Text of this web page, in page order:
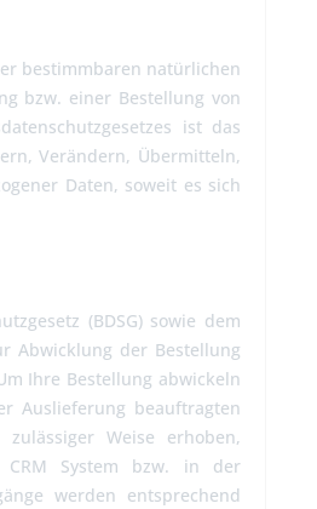
bestimmbaren natürlichen
bzw. einer Bestellung von
ist das
Verändern, Übermitteln,
Daten, soweit es sich
(BDSG) sowie dem
Abwicklung der Bestellung
Ihre Bestellung abwickeln
Auslieferung beauftragten
Weise erhoben,
CRM System bzw. in der
werden entsprechend